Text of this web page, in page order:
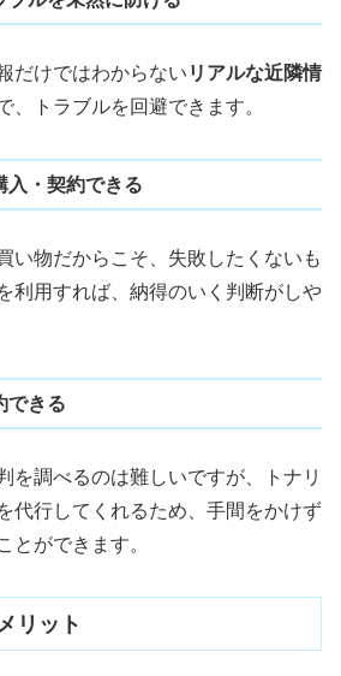
だけではわからない リアルな近隣情
、トラブルを回避できます。
入・契約できる
い物だからこそ、失敗したくないも
利用すれば、納得のいく判断がしや
できる
を調べるのは難しいですが、トナリ
代行してくれるため、手間をかけず
とができます。
リット